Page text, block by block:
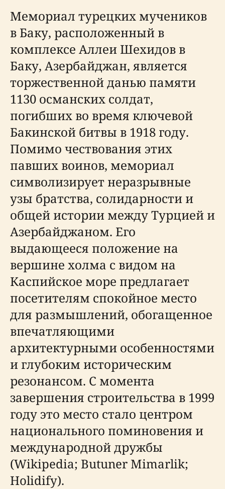
Мемориал турецких мучеников
в Баку, расположенный в
комплексе Аллеи Шехидов в
Баку, Азербайджан, является
торжественной данью памяти
1130 османских солдат,
погибших во время ключевой
Бакинской битвы в 1918 году.
Помимо чествования этих
павших воинов, мемориал
символизирует неразрывные
узы братства, солидарности и
общей истории между Турцией и
Азербайджаном. Его
выдающееся положение на
вершине холма с видом на
Каспийское море предлагает
посетителям спокойное место
для размышлений, обогащенное
впечатляющими
архитектурными особенностями
и глубоким историческим
резонансом. С момента
завершения строительства в 1999
году это место стало центром
национального поминовения и
международной дружбы
(Wikipedia; Butuner Mimarlik;
Holidify).